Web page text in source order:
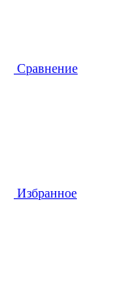
Сравнение
Избранное